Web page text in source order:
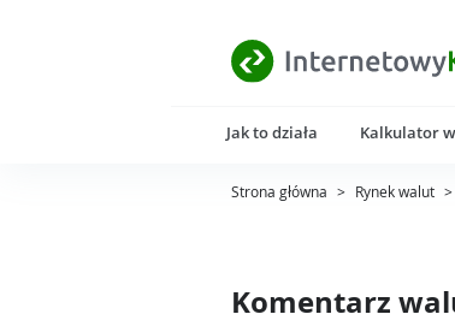
Jak to działa Kalkulator
Strona główna > Rynek walut >
Komentarz